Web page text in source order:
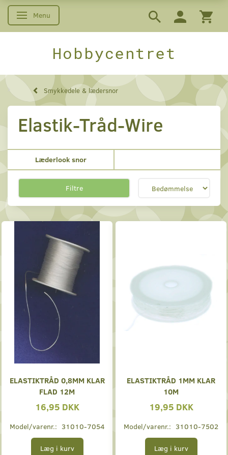
Skifte navigation
Menu
Hobbycentret
Smykkedele & lædersnor
Elastik-Tråd-Wire
Læderlook snor
Filtre
ELASTIKTRÅD 0,8MM KLAR
FLAD 12M
16,95 DKK
Model/varenr.: 31010-7054
Læg i kurv
ELASTIKTRÅD 1MM KLAR
10M
19,95 DKK
Model/varenr.: 31010-7502
Læg i kurv